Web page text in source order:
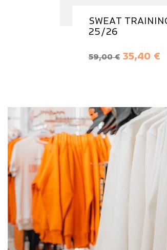
SWEAT
25/26
Prix de base
59,00 € Prix
35,40 €